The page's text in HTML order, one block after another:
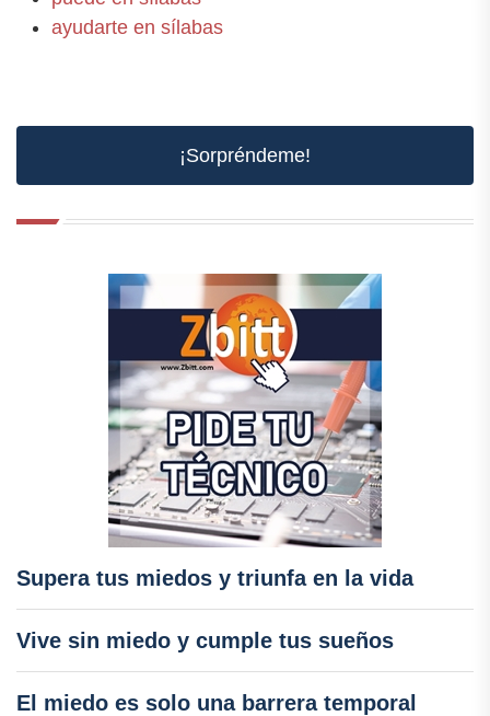
ayudarte en sílabas
¡Sorpréndeme!
Supera tus miedos y triunfa en la vida
Vive sin miedo y cumple tus sueños
El miedo es solo una barrera temporal